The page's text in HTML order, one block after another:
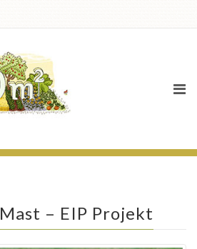
– EIP Projekt